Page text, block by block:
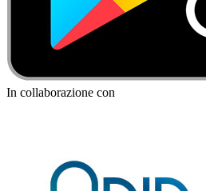
In collaborazione con